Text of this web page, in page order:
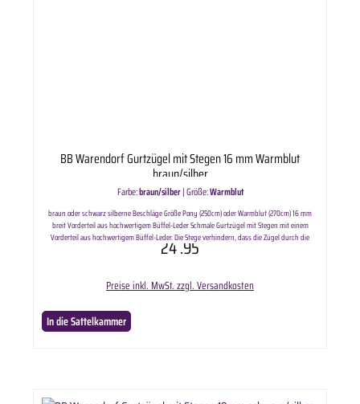
BB Warendorf Gurtzügel mit Stegen 16 mm Warmblut
braun/silber
Farbe:braun/silber|Größe:Warmblut
braun oder schwarz silberne Beschläge Größe Pony (250cm) oder Warmblut (270cm) 16 mm
breit Vorderteil aus hochwertigem Büffel-Leder Schmale Gurtzügel mit Stegen mit einem
Vorderteil aus hochwertigem Büffel-Leder. Die Stege verhindern, dass die Zügel durch die
Reiterhand rutschen un´d verbessert eine gleichmäßige Zügelführung. Lieferumfang enthält:
24.95
Preise inkl. MwSt. zzgl. Versandkosten
In die Sattelkammer